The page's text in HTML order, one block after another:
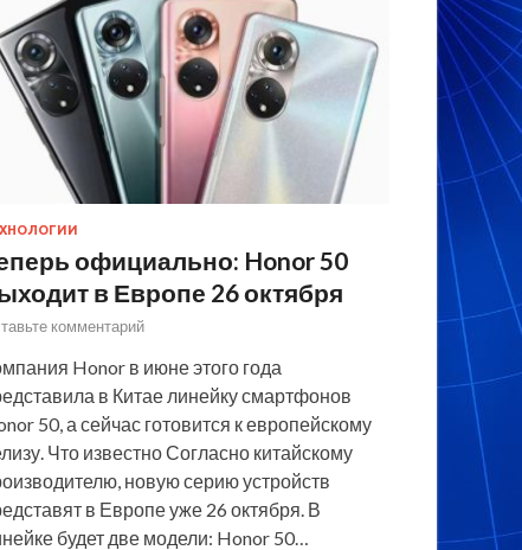
официально: Honor 50
в Европе 26 октября
комментарий
Honor в июне этого года
в Китае линейку смартфонов
50, а сейчас готовится к европейскому
Что известно Согласно китайскому
новую серию устройств
в Европе уже 26 октября. В
будет две модели: Honor 50…